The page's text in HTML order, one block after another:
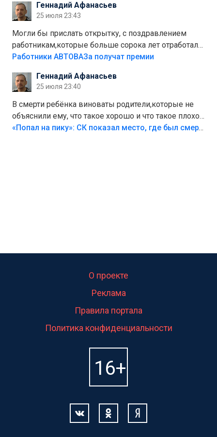
Штрафы мизерные.
Геннадий Афанасьев
25 июля 23:43
Могли бы прислать открытку, с поздравлением
работникам,которые больше сорока лет отработали
на предприятии.
Работники АВТОВАЗа получат премии
Геннадий Афанасьев
25 июля 23:40
В смерти ребёнка виноваты родители,которые не
объяснили ему, что такое хорошо и что такое плохо!
Лезть через такой забор,верх безумия,есть же
«Попал на пику»: СК показал место, где был смертельно травмирован ребенок в Тольятти
О проекте
Реклама
Правила портала
Политика конфиденциальности